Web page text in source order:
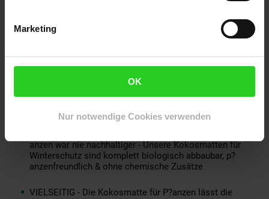
Marketing
OK
Nur notwendige Cookies verwenden
ist sehr langlebig wodurch
SCHUTZ VOR KÄLTE - Mit der 50 cm breiten Kokosmatte
Meterware können Sie die Wurzeln Ihrer P?anzen vor
Kälte & Frost schützen, sodass diese den Winter
anzen war nie nachhaltiger - Unsere Kokosmatten für
Winterschutz sind komplett biologisch abbaubar, p?
anzenfreundlich & ohne chemische Zusätze
VIELSEITIG - Die Kokosmatte für P?anzen lässt die